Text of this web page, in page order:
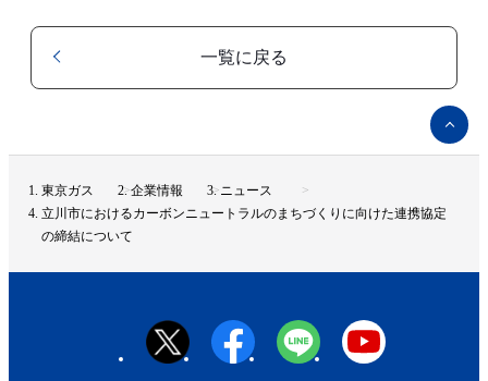
一覧に戻る
ペ
ー
ジ
ッ
東京ガス 企業情報
ニュース
立川市におけるカーボンニュートラルのまちづくりに向けた連携協定
の締結について